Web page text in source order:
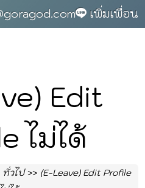
เพิ่มเพื่อน
Edit
ไม่ได้
ทั่วไป
(E-Leave) Edit Profile